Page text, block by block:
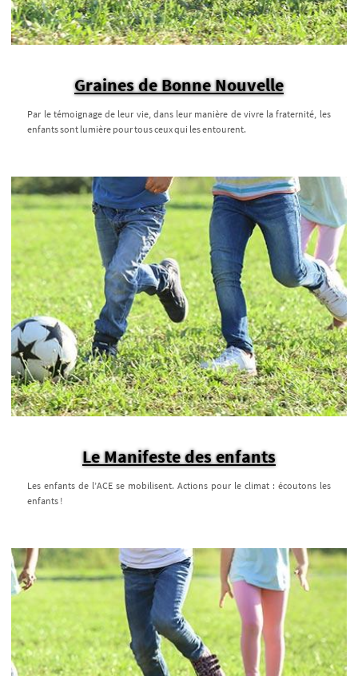
Graines de Bonne Nouvelle
Par le témoignage de leur vie, dans leur manière de vivre la fraternité, les
enfants sont lumière pour tous ceux qui les entourent.
Le Manifeste des enfants
Les enfants de l’ACE se mobilisent. Actions pour le climat : écoutons les
enfants !